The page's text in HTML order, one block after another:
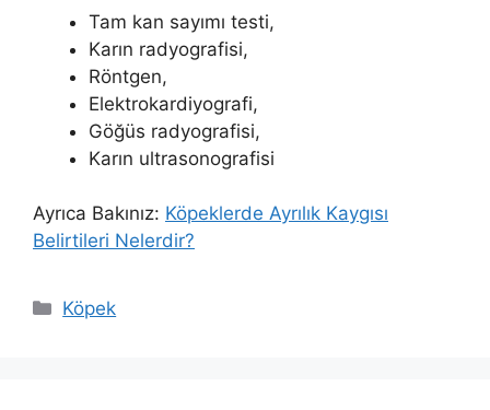
Tam kan sayımı testi,
Karın radyografisi,
Röntgen,
Elektrokardiyografi,
Göğüs radyografisi,
Karın ultrasonografisi
Ayrıca Bakınız: Köpeklerde Ayrılık Kaygısı
Belirtileri Nelerdir?
Kategoriler
Köpek